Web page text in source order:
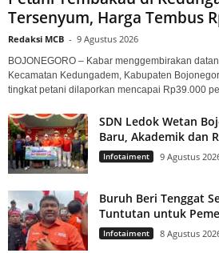
Tersenyum, Harga Tembus
Redaksi MCB - 9 Agustus 2026
BOJONEGORO – Kabar menggembirakan
Kecamatan Kedungadem, Kabupaten
tingkat petani dilaporkan mencapai Rp39.000
SDN Ledok Wetan
Baru, Akademik dan
Infotaiment 9 Agustus
Buruh Beri Tenggat
Tuntutan untuk
Infotaiment 8 Agustus